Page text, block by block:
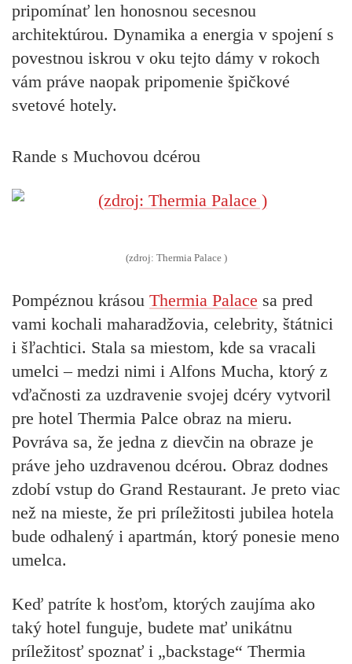
pripomínať len honosnou secesnou
architektúrou. Dynamika a energia v spojení s
povestnou iskrou v oku tejto dámy v rokoch
vám práve naopak pripomenie špičkové
svetové hotely.
Rande s Muchovou dcérou
(zdroj: Thermia Palace )
Pompéznou krásou Thermia Palace sa pred
vami kochali maharadžovia, celebrity, štátnici
i šľachtici. Stala sa miestom, kde sa vracali
umelci – medzi nimi i Alfons Mucha, ktorý z
vďačnosti za uzdravenie svojej dcéry vytvoril
pre hotel Thermia Palce obraz na mieru.
Povráva sa, že jedna z dievčin na obraze je
práve jeho uzdravenou dcérou. Obraz dodnes
zdobí vstup do Grand Restaurant. Je preto viac
než na mieste, že pri príležitosti jubilea hotela
bude odhalený i apartmán, ktorý ponesie meno
umelca.
Keď patríte k hosťom, ktorých zaujíma ako
taký hotel funguje, budete mať unikátnu
príležitosť spoznať i „backstage“ Thermia